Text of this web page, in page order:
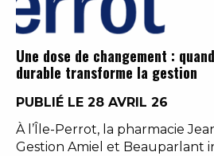
Une dose de changement :
durable transforme la gestion
PUBLIÉ LE 28 AVRIL 26
À l’Île-Perrot, la pharmacie
Gestion Amiel et Beauparlant